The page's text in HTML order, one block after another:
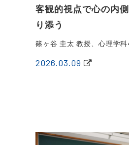
客観的視点で心の内
り添う
篠ヶ谷 圭太 教授、心理学科
2026.03.09